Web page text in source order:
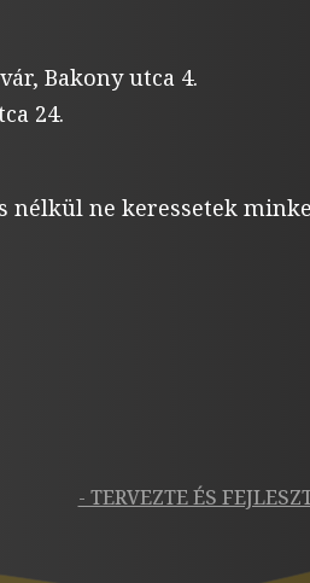
Bakony utca 4.
24.
nélkül ne keressetek
- TERVEZTE ÉS